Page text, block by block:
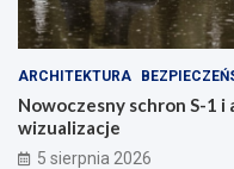
ARCHITEKTURA
Nowoczesny schron S-1 i
wizualizacje
5 sierpnia 2026